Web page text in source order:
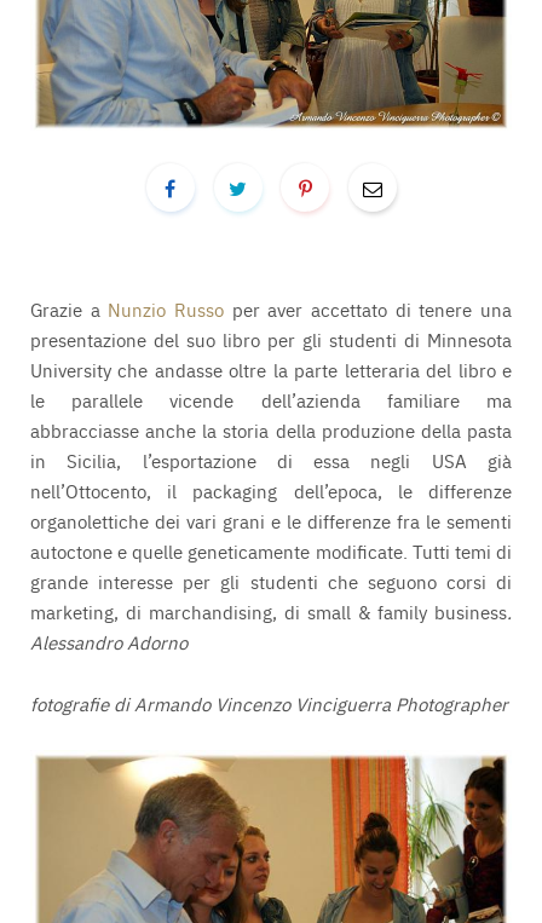
Grazie a Nunzio Russo per aver accettato di tenere una
presentazione del suo libro per gli studenti di Minnesota
University che andasse oltre la parte letteraria del libro e
le parallele vicende dell’azienda familiare ma
abbracciasse anche la storia della produzione della pasta
in Sicilia, l’esportazione di essa negli USA già
nell’Ottocento, il packaging dell’epoca, le differenze
organolettiche dei vari grani e le differenze fra le sementi
autoctone e quelle geneticamente modificate. Tutti temi di
grande interesse per gli studenti che seguono corsi di
marketing, di marchandising, di small & family business.
Alessandro Adorno
fotografie di Armando Vincenzo Vinciguerra Photographer